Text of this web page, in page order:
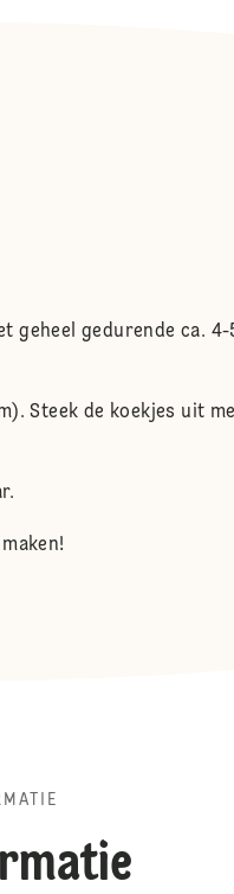
geheel gedurende ca.
Steek de koekjes uit